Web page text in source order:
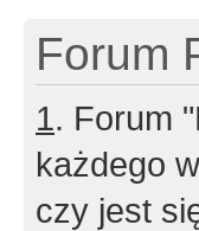
Forum
1. Forum
każdego
czy jest